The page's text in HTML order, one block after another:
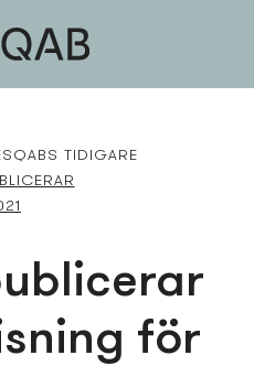
TIDIGARE
för